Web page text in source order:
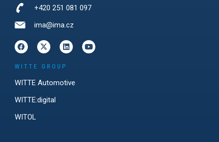
+420 251 081 097
ima@ima.cz
WITTE GROUP
WITTE Automotive
WITTE:digital
WITOL